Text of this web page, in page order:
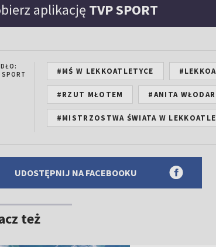
aplikację TVP SPORT
SPORT
#MŚ W LEKKOATLETYCE
#RZUT MŁOTEM #ANITA
#MISTRZOSTWA ŚWIATA W
UDOSTĘPNIJ NA FACEBOOKU
też